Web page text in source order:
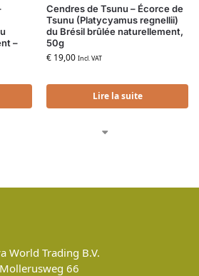
–
Cendres de Tsunu – Écorce de
Tsunu (Platycyamus regnellii)
du Brésil brûlée naturellement,
50g
€ 19,00 Incl. VAT
Lire la suite
World Trading B.V.
Mollerusweg 66